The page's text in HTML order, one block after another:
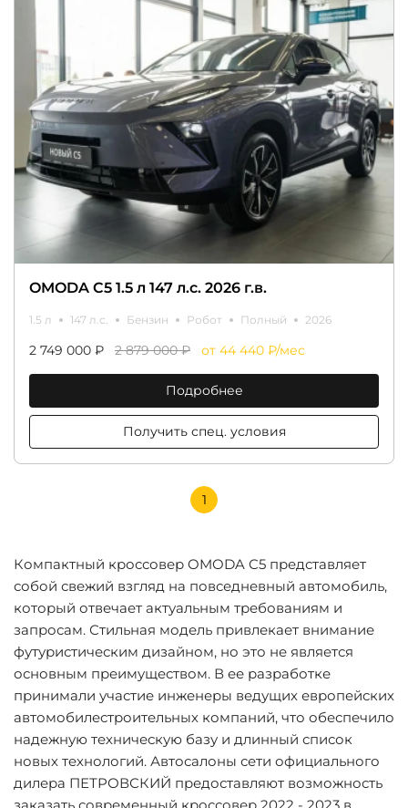
OMODA C5 1.5 л 147 л.с. 2026 г.в.
1.5 л 147 л.с. Бензин Робот Полный 2026
2 749 000 ₽ 2 879 000 ₽ от 44 440 ₽/мес
Подробнее
Получить спец. условия
1
Компактный кроссовер OMODA C5 представляет
собой свежий взгляд на повседневный автомобиль,
который отвечает актуальным требованиям и
запросам. Стильная модель привлекает внимание
футуристическим дизайном, но это не является
основным преимуществом. В ее разработке
принимали участие инженеры ведущих европейских
автомобилестроительных компаний, что обеспечило
надежную техническую базу и длинный список
новых технологий. Автосалоны сети официального
дилера ПЕТРОВСКИЙ предоставляют возможность